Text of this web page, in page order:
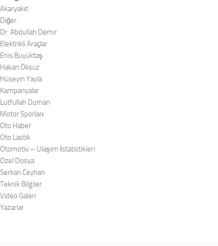
Akaryakıt
Diğer
Dr. Abdullah Demir
Elektrikli Araçlar
Enis Büyüktaş
Hakan Öksüz
Hüseyin Yayla
Kampanyalar
Lutfullah Duman
Motor Sporları
Oto Haber
Oto Lastik
Otomotiv – Ulaşım İstatistikleri
Özel Dosya
Serkan Ceyhan
Teknik Bilgiler
Video Galeri
Yazarlar